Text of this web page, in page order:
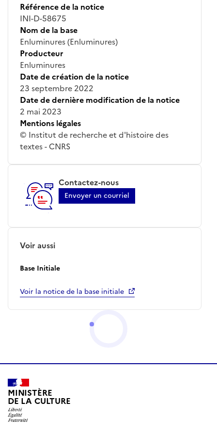
Référence de la notice
INI-D-58675
Nom de la base
Enluminures (Enluminures)
Producteur
Enluminures
Date de création de la notice
23 septembre 2022
Date de dernière modification de la notice
2 mai 2023
Mentions légales
© Institut de recherche et d'histoire des
textes - CNRS
Contactez-nous
Envoyer un courriel
Voir aussi
Base Initiale
Voir la notice de la base initiale
MINISTÈRE
DE LA CULTURE